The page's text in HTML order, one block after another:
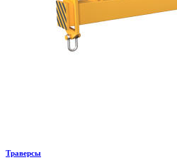
Траверсы